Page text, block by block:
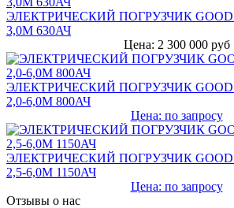
ЭЛЕКТРИЧЕСКИЙ ПОГРУЗЧИК
3,0М 630АЧ
Цена: 2 300 000 руб
ЭЛЕКТРИЧЕСКИЙ ПОГРУЗЧИК
2,0-6,0М 800АЧ
Цена: по запросу
ЭЛЕКТРИЧЕСКИЙ ПОГРУЗЧИК
2,5-6,0М 1150АЧ
Цена: по запросу
Отзывы о нас